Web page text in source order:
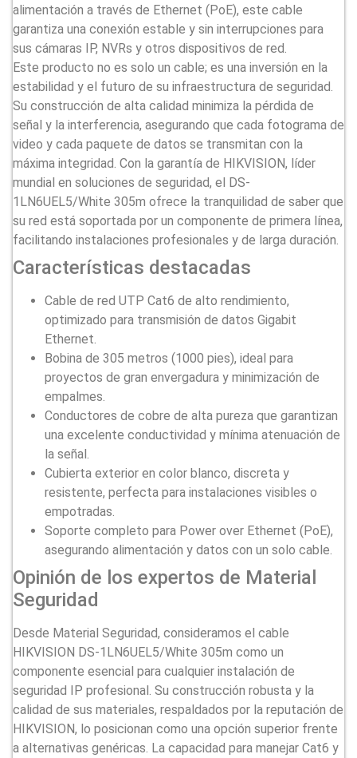
alimentación a través de Ethernet (PoE), este cable
garantiza una conexión estable y sin interrupciones para
sus cámaras IP, NVRs y otros dispositivos de red.
Este producto no es solo un cable; es una inversión en la
estabilidad y el futuro de su infraestructura de seguridad.
Su construcción de alta calidad minimiza la pérdida de
señal y la interferencia, asegurando que cada fotograma de
video y cada paquete de datos se transmitan con la
máxima integridad. Con la garantía de HIKVISION, líder
mundial en soluciones de seguridad, el DS-
1LN6UEL5/White 305m ofrece la tranquilidad de saber que
su red está soportada por un componente de primera línea,
facilitando instalaciones profesionales y de larga duración.
Características destacadas
Cable de red UTP Cat6 de alto rendimiento,
optimizado para transmisión de datos Gigabit
Ethernet.
Bobina de 305 metros (1000 pies), ideal para
proyectos de gran envergadura y minimización de
empalmes.
Conductores de cobre de alta pureza que garantizan
una excelente conductividad y mínima atenuación de
la señal.
Cubierta exterior en color blanco, discreta y
resistente, perfecta para instalaciones visibles o
empotradas.
Soporte completo para Power over Ethernet (PoE),
asegurando alimentación y datos con un solo cable.
Opinión de los expertos de Material
Seguridad
Desde Material Seguridad, consideramos el cable
HIKVISION DS-1LN6UEL5/White 305m como un
componente esencial para cualquier instalación de
seguridad IP profesional. Su construcción robusta y la
calidad de sus materiales, respaldados por la reputación de
HIKVISION, lo posicionan como una opción superior frente
a alternativas genéricas. La capacidad para manejar Cat6 y